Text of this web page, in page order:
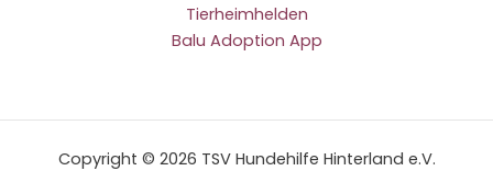
Tierheimhelden
Balu Adoption App
Copyright © 2026 TSV Hundehilfe Hinterland e.V.